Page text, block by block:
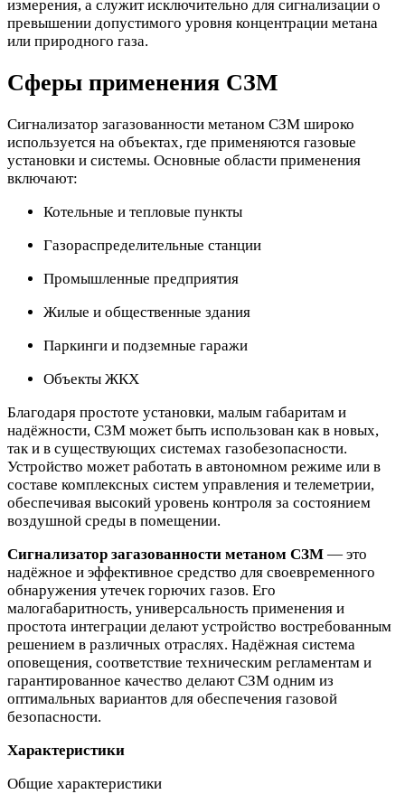
измерения, а служит исключительно для сигнализации о
превышении допустимого уровня концентрации метана
или природного газа.
Сферы применения СЗМ
Сигнализатор загазованности метаном СЗМ широко
используется на объектах, где применяются газовые
установки и системы. Основные области применения
включают:
Котельные и тепловые пункты
Газораспределительные станции
Промышленные предприятия
Жилые и общественные здания
Паркинги и подземные гаражи
Объекты ЖКХ
Благодаря простоте установки, малым габаритам и
надёжности, СЗМ может быть использован как в новых,
так и в существующих системах газобезопасности.
Устройство может работать в автономном режиме или в
составе комплексных систем управления и телеметрии,
обеспечивая высокий уровень контроля за состоянием
воздушной среды в помещении.
Сигнализатор загазованности метаном СЗМ — это
надёжное и эффективное средство для своевременного
обнаружения утечек горючих газов. Его
малогабаритность, универсальность применения и
простота интеграции делают устройство востребованным
решением в различных отраслях. Надёжная система
оповещения, соответствие техническим регламентам и
гарантированное качество делают СЗМ одним из
оптимальных вариантов для обеспечения газовой
безопасности.
Характеристики
Общие характеристики